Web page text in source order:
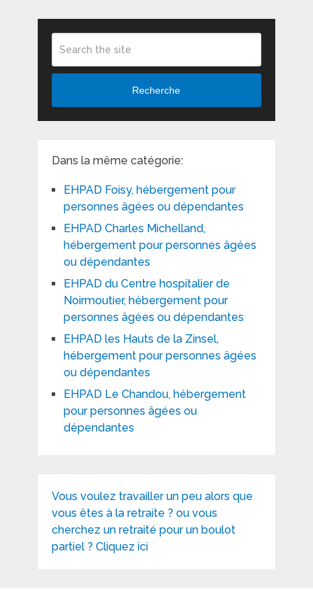
Recherche
Dans la même catégorie:
EHPAD Foisy, hébergement pour
personnes âgées ou dépendantes
EHPAD Charles Michelland,
hébergement pour personnes âgées
ou dépendantes
EHPAD du Centre hospitalier de
Noirmoutier, hébergement pour
personnes âgées ou dépendantes
EHPAD les Hauts de la Zinsel,
hébergement pour personnes âgées
ou dépendantes
EHPAD Le Chandou, hébergement
pour personnes âgées ou
dépendantes
Vous voulez travailler un peu alors que
vous êtes à la retraite ? ou vous
cherchez un retraité pour un boulot
partiel ? Cliquez ici